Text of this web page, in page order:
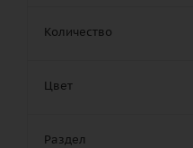
Количество
Цвет
Раздел